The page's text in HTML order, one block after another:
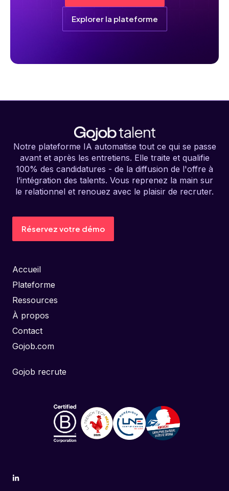
Explorer la plateforme
Notre plateforme IA automatise tout ce qui se passe
avant et après les entretiens. Elle traite et qualifie
100% des candidatures - de la diffusion de l'offre à
l’intégration des talents. Vous reprenez la main sur
le relationnel et renouez avec le plaisir de recruter.
Réservez votre démo
Accueil
Plateforme
Ressources
À propos
Contact
Gojob.com
Gojob recrute